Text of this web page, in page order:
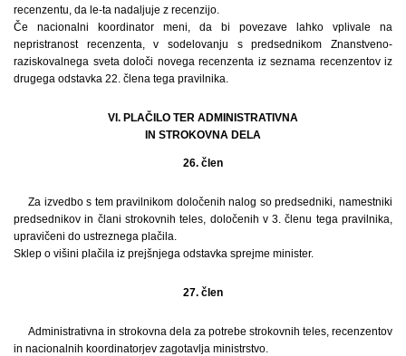
recenzentu, da le-ta nadaljuje z recenzijo.
Če nacionalni koordinator meni, da bi povezave lahko vplivale na
nepristranost recenzenta, v sodelovanju s predsednikom Znanstveno-
raziskovalnega sveta določi novega recenzenta iz seznama recenzentov iz
drugega odstavka 22. člena tega pravilnika.
VI. PLAČILO TER ADMINISTRATIVNA
IN STROKOVNA DELA
26. člen
Za izvedbo s tem pravilnikom določenih nalog so predsedniki, namestniki
predsednikov in člani strokovnih teles, določenih v 3. členu tega pravilnika,
upravičeni do ustreznega plačila.
Sklep o višini plačila iz prejšnjega odstavka sprejme minister.
27. člen
Administrativna in strokovna dela za potrebe strokovnih teles, recenzentov
in nacionalnih koordinatorjev zagotavlja ministrstvo.